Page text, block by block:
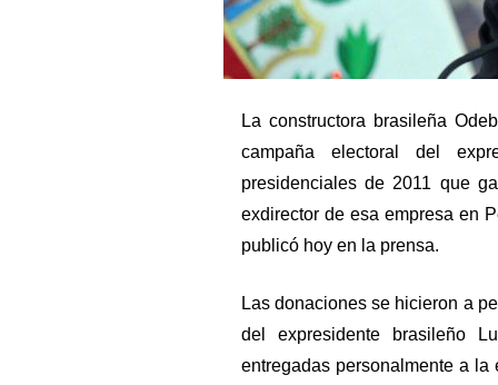
La constructora brasileña
campaña electoral del
presidenciales de 2011 que
exdirector de esa empresa en
publicó hoy en la prensa.
Las donaciones se hicieron a
del expresidente brasileño
entregadas personalmente a